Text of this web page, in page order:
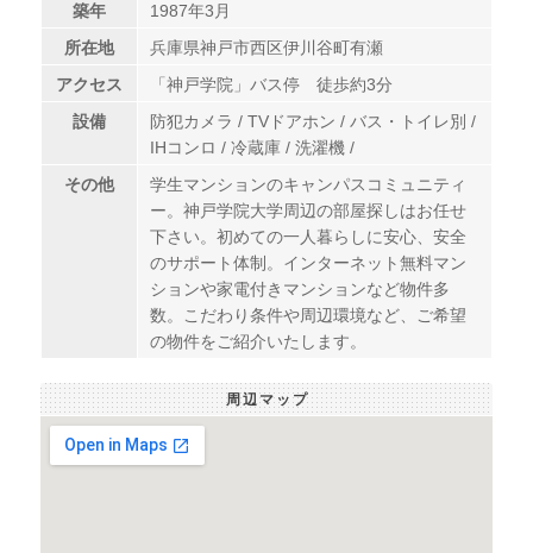
築年
1987年3月
所在地
兵庫県神戸市西区伊川谷町有瀬
アクセス
「神戸学院」バス停 徒歩約3分
設備
防犯カメラ / TVドアホン / バス・トイレ別 /
IHコンロ / 冷蔵庫 / 洗濯機 /
その他
学生マンションのキャンパスコミュニティ
ー。神戸学院大学周辺の部屋探しはお任せ
下さい。初めての一人暮らしに安心、安全
のサポート体制。インターネット無料マン
ションや家電付きマンションなど物件多
数。こだわり条件や周辺環境など、ご希望
の物件をご紹介いたします。
周辺マップ